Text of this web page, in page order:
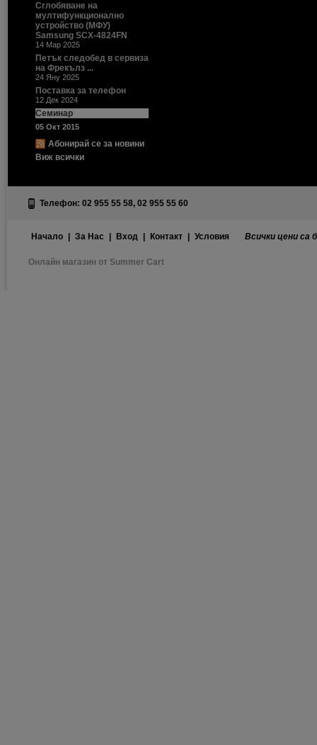
Сглобяване на
мултифункционално
устройство (МФУ)
Samsung SCX-4824FN
14 Мар 2025
Петък следобед в сервиза
на Фрекълз ...
24 Яну 2025
Поставка за телефон
12 Дек 2024
Семинар
05 Окт 2015
Абонирай се за новини
Виж всички
Телефон: 02 955 55 58, 02 955 55 60
Начало За Нас Вход Контакт Условия Всички цени са
Онлайн магазин от Summer Cart